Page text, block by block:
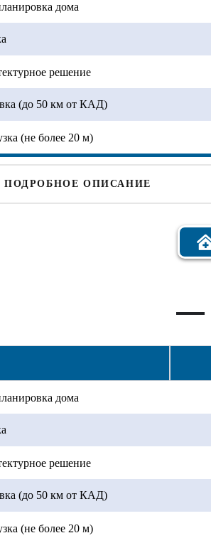
дома
решение
(до 50 км от КАД)
(не более 20 м)
ПОДРОБНОЕ ОПИСАНИЕ
дома
решение
(до 50 км от КАД)
(не более 20 м)